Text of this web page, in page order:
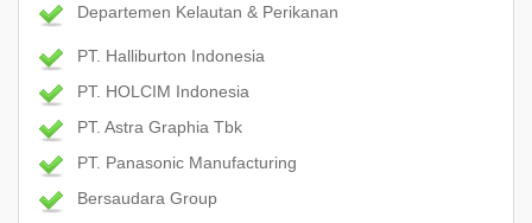
Departemen Kelautan & Perikanan
PT. Halliburton Indonesia
PT. HOLCIM Indonesia
PT. Astra Graphia Tbk
PT. Panasonic Manufacturing
Bersaudara Group